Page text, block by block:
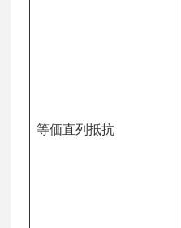
等価直列抵抗